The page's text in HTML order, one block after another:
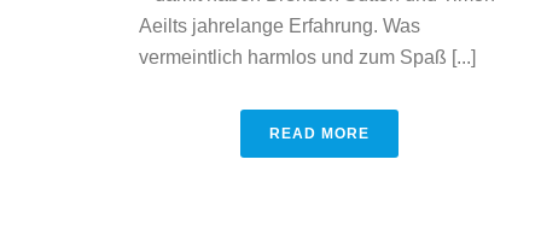
Aeilts jahrelange Erfahrung. Was
vermeintlich harmlos und zum Spaß [...]
READ MORE